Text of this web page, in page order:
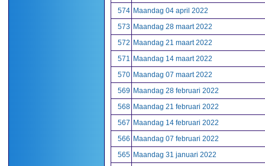
574 Maandag 04 april 2022
573 Maandag 28 maart 2022
572 Maandag 21 maart 2022
571 Maandag 14 maart 2022
570 Maandag 07 maart 2022
569 Maandag 28 februari 2022
568 Maandag 21 februari 2022
567 Maandag 14 februari 2022
566 Maandag 07 februari 2022
565 Maandag 31 januari 2022